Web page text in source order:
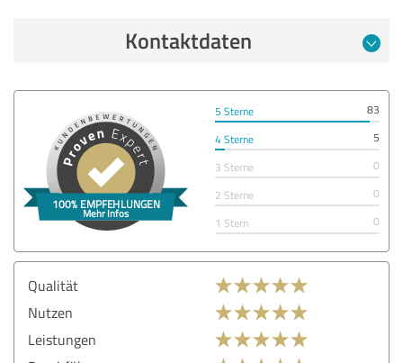
Kontaktdaten
5 Sterne
83
4 Sterne
5
3 Sterne
0
2 Sterne
0
1 Stern
0
Qualität
Nutzen
Leistungen